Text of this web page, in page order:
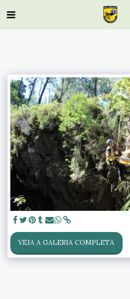
VEJA A GALERIA COMPLETA